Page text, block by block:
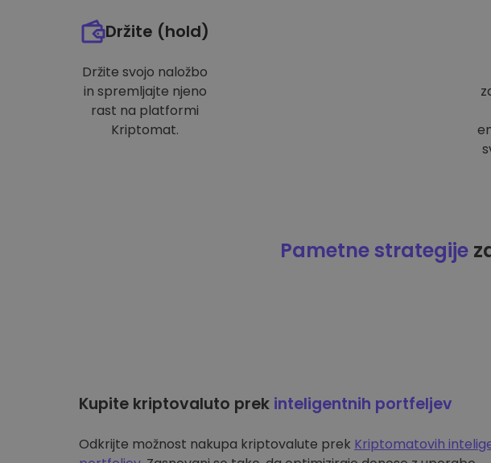
Držite (hold)
Držite svojo naložbo
in spremljajte njeno
rast na platformi
Kriptomat.
Pametne strategije
Kupite kriptovaluto prek inteligentnih portfeljev
Odkrijte možnost nakupa kriptovalute prek Kriptomatovih